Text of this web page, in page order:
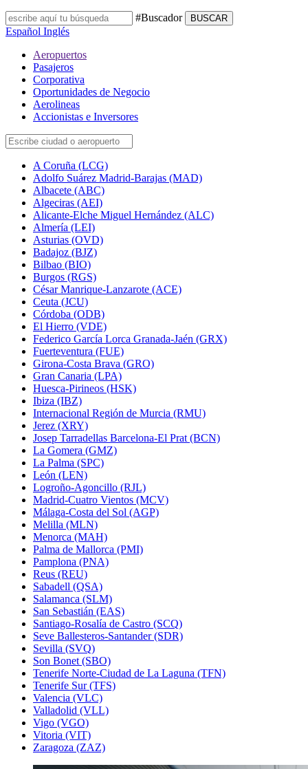
#Buscador BUSCAR
Español Inglés
Aeropuertos
Pasajeros
Corporativa
Oportunidades de Negocio
Aerolineas
Accionistas e Inversores
A Coruña (LCG)
Adolfo Suárez Madrid-Barajas (MAD)
Albacete (ABC)
Algeciras (AEI)
Alicante-Elche Miguel Hernández (ALC)
Almería (LEI)
Asturias (OVD)
Badajoz (BJZ)
Bilbao (BIO)
Burgos (RGS)
César Manrique-Lanzarote (ACE)
Ceuta (JCU)
Córdoba (ODB)
El Hierro (VDE)
Federico García Lorca Granada-Jaén (GRX)
Fuerteventura (FUE)
Girona-Costa Brava (GRO)
Gran Canaria (LPA)
Huesca-Pirineos (HSK)
Ibiza (IBZ)
Internacional Región de Murcia (RMU)
Jerez (XRY)
Josep Tarradellas Barcelona-El Prat (BCN)
La Gomera (GMZ)
La Palma (SPC)
León (LEN)
Logroño-Agoncillo (RJL)
Madrid-Cuatro Vientos (MCV)
Málaga-Costa del Sol (AGP)
Melilla (MLN)
Menorca (MAH)
Palma de Mallorca (PMI)
Pamplona (PNA)
Reus (REU)
Sabadell (QSA)
Salamanca (SLM)
San Sebastián (EAS)
Santiago-Rosalía de Castro (SCQ)
Seve Ballesteros-Santander (SDR)
Sevilla (SVQ)
Son Bonet (SBO)
Tenerife Norte-Ciudad de La Laguna (TFN)
Tenerife Sur (TFS)
Valencia (VLC)
Valladolid (VLL)
Vigo (VGO)
Vitoria (VIT)
Zaragoza (ZAZ)